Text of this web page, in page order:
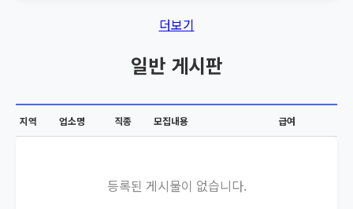
더보기
일반 게시판
지역 업소명 직종 모집내용 급여
등록된 게시물이 없습니다.